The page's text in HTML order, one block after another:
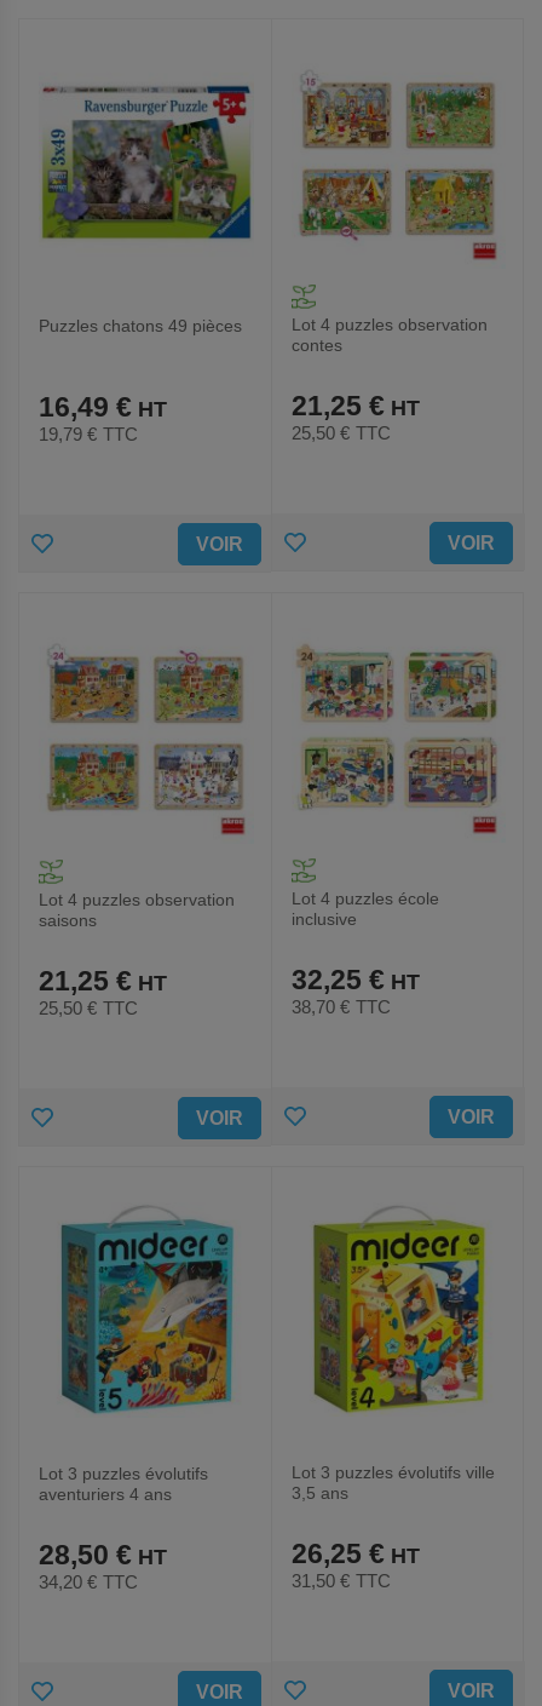
Puzzles chatons 49 pièces
16,49 €
19,79 € TTC
AJOUTER VOIR
Lot 4 puzzles observation
contes
21,25 €
25,50 € TTC
AJOUTER VOIR
Lot 4 puzzles observation
saisons
21,25 €
25,50 € TTC
AJOUTER VOIR
Lot 4 puzzles école
inclusive
32,25 €
38,70 € TTC
AJOUTER VOIR
Lot 3 puzzles évolutifs
aventuriers 4 ans
28,50 €
34,20 € TTC
AJOUTER VOIR
Lot 3 puzzles évolutifs ville
3,5 ans
26,25 €
31,50 € TTC
AJOUTER VOIR